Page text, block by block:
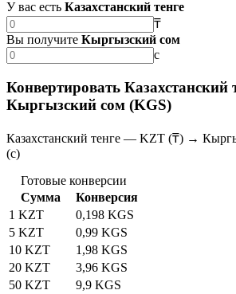
У вас есть Казахстанский тенге
₸
Вы получите Кыргызский сом
с
Конвертировать Казахстанский
Кыргызский сом (KGS)
Казахстанский тенге — KZT (₸) →
(с)
Готовые конверсии
Сумма
Конверсия
1 KZT
0,198 KGS
5 KZT
0,99 KGS
10 KZT
1,98 KGS
20 KZT
3,96 KGS
50 KZT
9,9 KGS